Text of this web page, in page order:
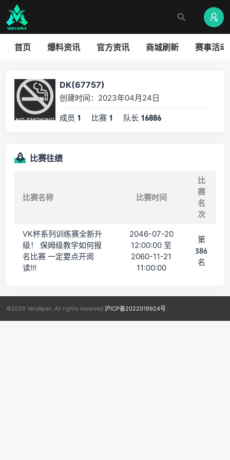
首页 爆料资讯 官方资讯 商城刷新 赛事活动
DK(67757)
创建时间：2023年04月24日
成员 1 比赛 1 队长 16886
比赛往绩
比赛名称 比赛时间
比
赛
名
次
VK杯系列训练赛全新升
级！ 保姆级教学如何报
名比赛 一定要点开阅
读!!!
2046-07-20
12:00:00 至
2060-11-21
11:00:00
第
386
名
©2026 VeryApex. All rights reserved. 沪ICP备2022019924号